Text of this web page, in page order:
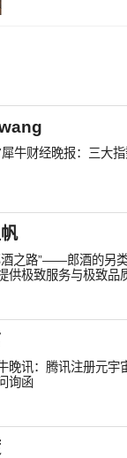
牛财经晚报：三大
酒之路”——郎酒的另
供极致服务与极致品
晚讯：腾讯注册元宇
询函